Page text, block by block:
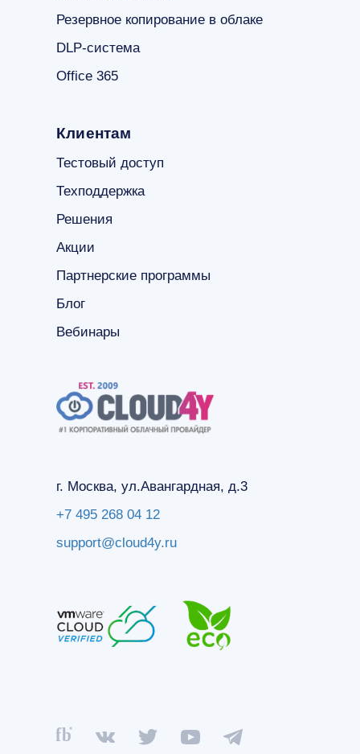
Резервное копирование в облаке
DLP-система
Office 365
Клиентам
Тестовый доступ
Техподдержка
Решения
Акции
Партнерские программы
Блог
Вебинары
г. Москва, ул.Авангардная, д.3
+7 495 268 04 12
support@cloud4y.ru